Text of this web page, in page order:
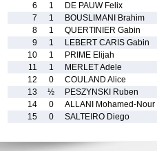
6
1 DE PAUW Felix
7
1 BOUSLIMANI Brahim
8
1 QUERTINIER Gabin
9
1 LEBERT CARIS Gabin
10
1 PRIME Elijah
11
1 MERLET Adele
12
0 COULAND Alice
13
½ PESZYNSKI Ruben
14
0 ALLANI Mohamed-Nour
15
0 SALTEIRO Diego